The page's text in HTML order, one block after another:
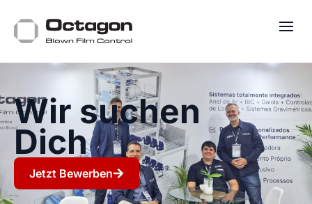
Wir suchen
Dich
Jetzt Bewerben